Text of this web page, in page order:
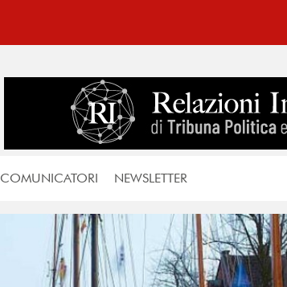
COMUNICATORI NEWSLETTER